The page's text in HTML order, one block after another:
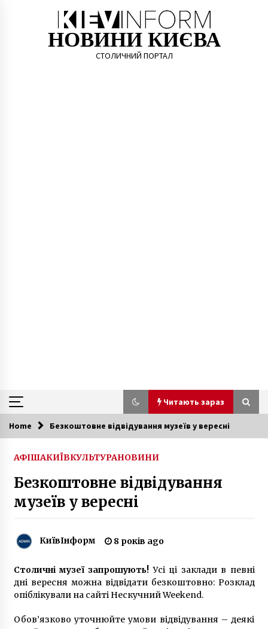
НОВИНИ КИЄВА
СТОЛИЧНИЙ ПОРТАЛ
Читають зараз
Читають зараз
вибухонебезпечний предмет?
10 років ago
У Києві відбувається марш до дня захисника
України (ФОТОРЕПОРТАЖ)
6 років ago
Home Безкоштовне відвідування музеїв у вересні
АФІШАКИЇВКУЛЬТУРАНОВИНИ
Безкоштовне відвідування
музеїв у вересні
КиївІнформ 8 років ago
Столичні музеї запрошують! Усі ці заклади в певні
дні вересня можна відвідати безкоштовно: Розклад
опіблікували на сайті Нескучний Weekend.
Обов’язково уточнюйте умови відвідування – деякі